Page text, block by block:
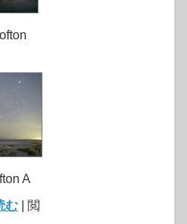
A
む | 閲